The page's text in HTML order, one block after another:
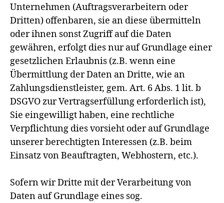
Unternehmen (Auftragsverarbeitern oder
Dritten) offenbaren, sie an diese übermitteln
oder ihnen sonst Zugriff auf die Daten
gewähren, erfolgt dies nur auf Grundlage einer
gesetzlichen Erlaubnis (z.B. wenn eine
Übermittlung der Daten an Dritte, wie an
Zahlungsdienstleister, gem. Art. 6 Abs. 1 lit. b
DSGVO zur Vertragserfüllung erforderlich ist),
Sie eingewilligt haben, eine rechtliche
Verpflichtung dies vorsieht oder auf Grundlage
unserer berechtigten Interessen (z.B. beim
Einsatz von Beauftragten, Webhostern, etc.).
Sofern wir Dritte mit der Verarbeitung von
Daten auf Grundlage eines sog.